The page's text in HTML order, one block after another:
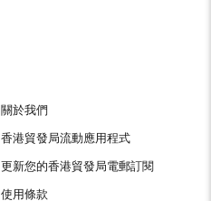
關於我們
香港貿發局流動應用程式
更新您的香港貿發局電郵訂閱
使用條款